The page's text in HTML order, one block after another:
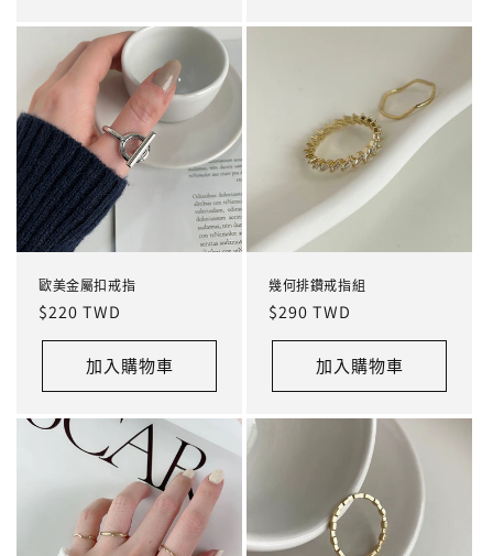
歐美金屬扣戒指
定
價
$220 TWD
加入購物車
幾何排鑽戒指組
定
價
$290 TWD
加入購物車